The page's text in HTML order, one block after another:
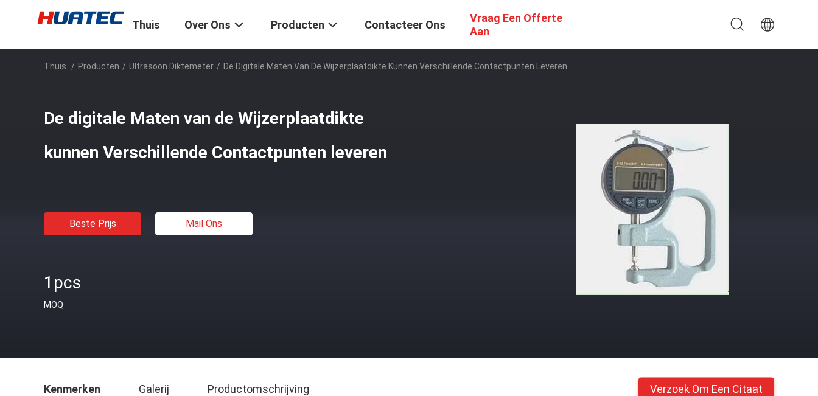
Thuis Over Ons Producten Contacteer Ons
Vraag Een Offerte
Aan
Thuis / Producten / Ultrasoon Diktemeter / De Digitale Maten Van De Wijzerplaatdikte Kunnen Verschillende Contactpunten Leveren
De digitale Maten van de Wijzerplaatdikte
kunnen Verschillende Contactpunten leveren
Beste Prijs Mail Ons
1pcs
MOQ
Kenmerken Galerij Productomschrijving Verzoek Om Een Citaat